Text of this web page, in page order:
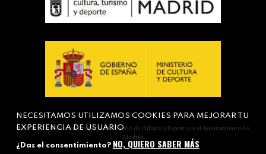
Actividad subvencionada por el Ministerio de Cultura y Deportes y el Ayuntamiento de
Madrid
NECESITAMOS UTILIZAMOS COOKIES PARA MEJORAR TU
EXPERIENCIA DE USUARIO
¿Das el consentimiento? NO, QUIERO SABER MÁS